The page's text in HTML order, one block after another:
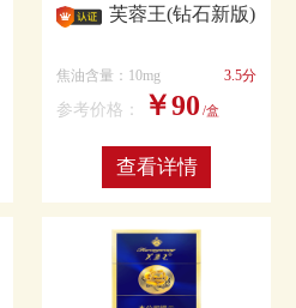
芙蓉王(钻石新版)
焦油含量：10mg 3.5分
参考价格： ￥90 /盒
查看详情